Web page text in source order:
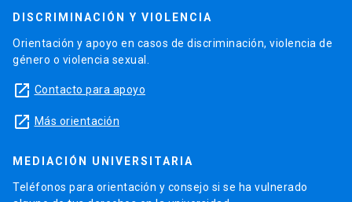
DISCRIMINACIÓN Y VIOLENCIA
Orientación y apoyo en casos de discriminación, violencia de
género o violencia sexual.
launch Contacto para apoyo
launch Más orientación
MEDIACIÓN UNIVERSITARIA
Teléfonos para orientación y consejo si se ha vulnerado